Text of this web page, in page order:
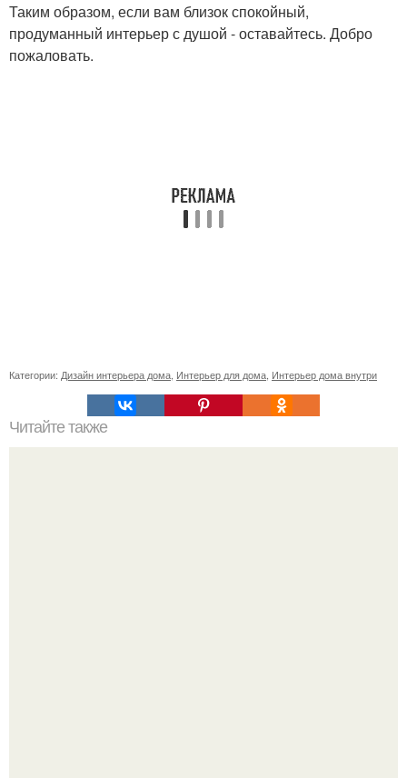
Таким образом, если вам близок спокойный,
продуманный интерьер с душой - оставайтесь. Добро
пожаловать.
Категории: Дизайн интерьера дома Интерьер для дома Интерьер дома внутри
Читайте также